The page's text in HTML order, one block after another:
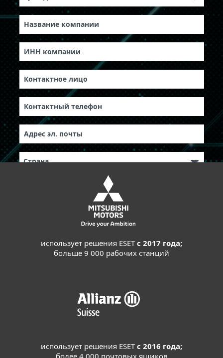
использует решения ESETс 2017 года;
больше 9 000 рабочих станций
использует решения ESETс 2016 года;
более 4 000 почтовых ящиков